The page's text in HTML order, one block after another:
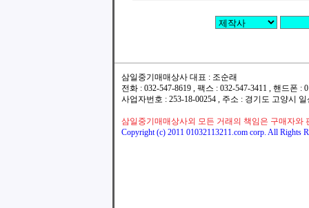
삼일중기매매상사 대표 : 조순래
전화 : 032-547-8619 , 팩스 : 032-547-3411 , 핸드폰
사업자번호 : 253-18-00254 , 주소 : 경기도 고양시
삼일중기매매상사외 모든 거래의 책임은 구매자와
Copyright (c) 2011 01032113211.com corp. All Rights